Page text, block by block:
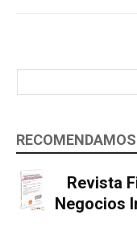
RECOMENDAMOS
Revista
Negocios